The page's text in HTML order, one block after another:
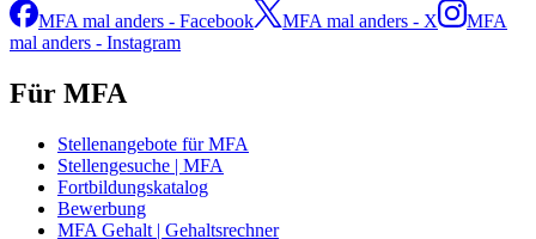
MFA mal anders - Facebook MFA mal anders - X
MFA
mal anders - Instagram
Für MFA
Stellenangebote für MFA
Stellengesuche | MFA
Fortbildungskatalog
Bewerbung
MFA Gehalt | Gehaltsrechner